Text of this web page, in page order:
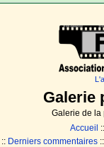
Galerie
Galerie de la
Accueil
:: Derniers commentaires